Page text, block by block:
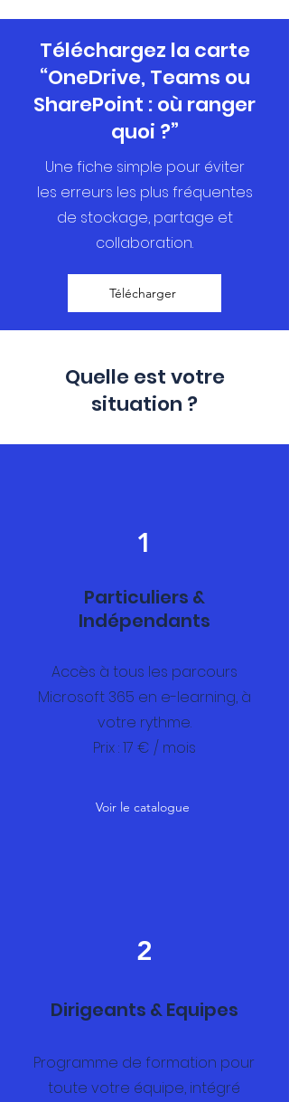
Téléchargez la carte
“OneDrive, Teams ou
SharePoint : où ranger
quoi ?”
Une fiche simple pour éviter
les erreurs les plus fréquentes
de stockage, partage et
collaboration.
Télécharger
Quelle est votre
situation ?
1
Particuliers &
Indépendants
Accès à tous les parcours
Microsoft 365 en e-learning, à
votre rythme.
Prix : 17 € / mois
Voir le catalogue
2
Dirigeants &Equipes
Programme de formation pour
toute votre équipe, intégré